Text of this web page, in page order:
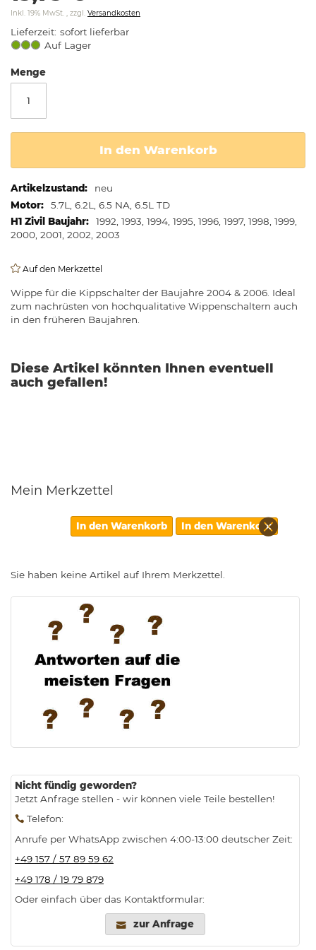
springen
Inkl. 19% MwSt. , zzgl. Versandkosten
Lieferzeit sofort lieferbar
Auf Lager
Menge
In den Warenkorb
Weitere
Informationen
neu
5.7L, 6.2L, 6.5 NA, 6.5L TD
1992, 1993, 1994, 1995, 1996, 1997, 1998, 1999,
2000, 2001, 2002, 2003
Auf den Merkzettel
Wippe für die Kippschalter der Baujahre 2004 & 2006. Ideal
zum nachrüsten von hochqualitative Wippenschaltern auch
in den früheren Baujahren.
Diese Artikel könnten Ihnen eventuell
auch gefallen!
Mein Merkzettel
In den Warenkorb In den Warenkorb Diesen
Artikel
Sie haben keine Artikel auf Ihrem Merkzettel.
Nicht fündig geworden?
Jetzt Anfrage stellen - wir können viele Teile bestellen!
Telefon:
Anrufe per WhatsApp zwischen 4:00-13:00 deutscher Zeit:
+49 157 / 57 89 59 62
+49 178 / 19 79 879
Oder einfach über das Kontaktformular:
zur Anfrage